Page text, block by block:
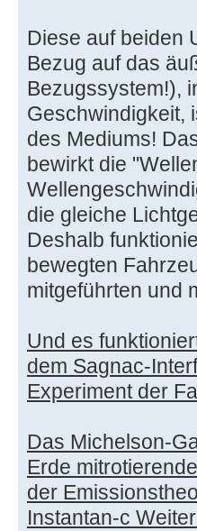
Diese auf beiden
Bezug auf das
Bezugssystem!),
Geschwindigkeit,
des Mediums!
bewirkt die
die gleiche
Deshalb
bewegten
mitgeführten und
Und es
dem Sagnac-
Experiment der
Das Michelson-
Erde
der
Instantan-c